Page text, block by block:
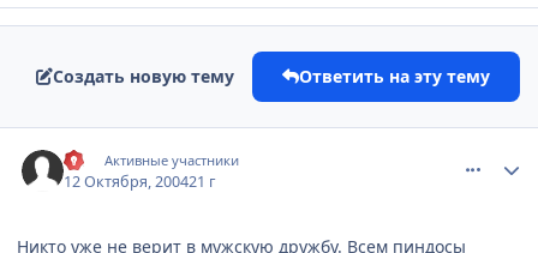
Создать новую тему Ответить на эту тему
Kil Активные участники
12 Октября, 200421 г
Никто уже не верит в мужскую дружбу. Всем пиндосы